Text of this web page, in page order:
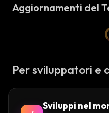
Aggiornamenti del
Per sviluppatori e
Sviluppi nel